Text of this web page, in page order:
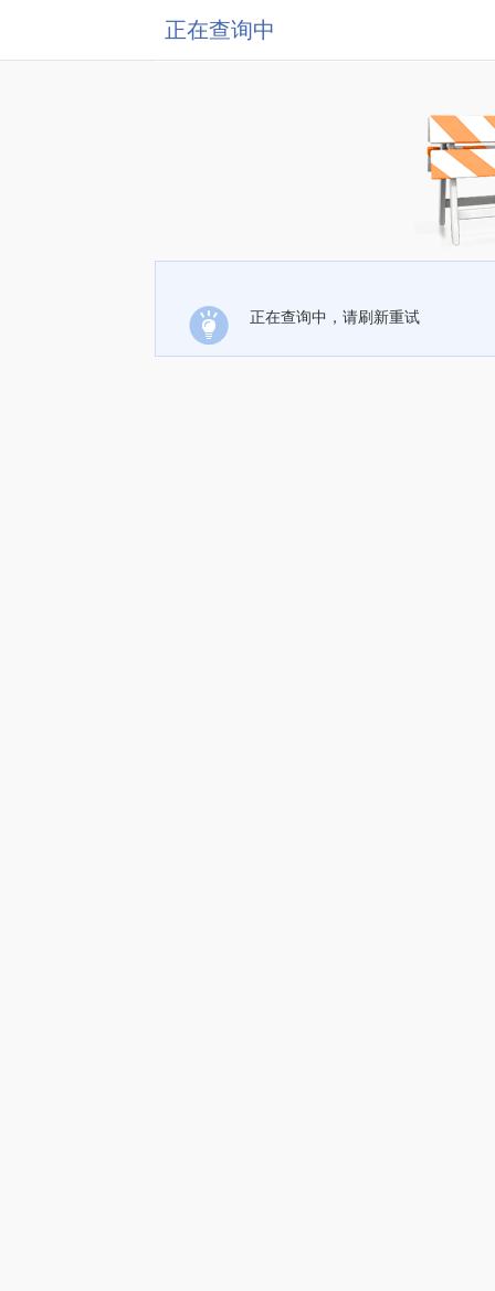
正在查询中
正在查询中，请刷新重试